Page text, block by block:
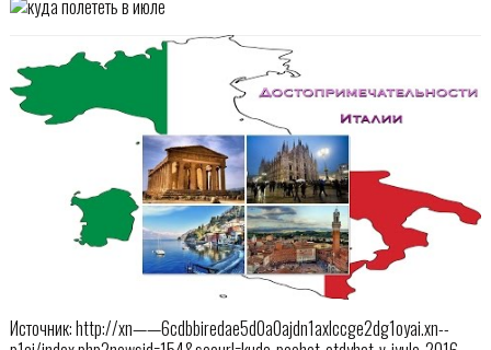
Источник: http://xn——6cdbbiredae5d0a0ajdn1axlccge2dg1oyai.xn--